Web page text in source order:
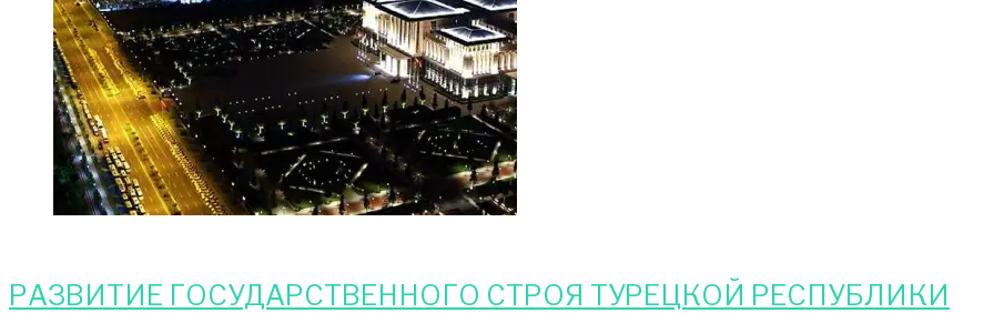
РАЗВИТИЕ ГОСУДАРСТВЕННОГО СТРОЯ ТУРЕЦКОЙ РЕСПУБЛИКИ